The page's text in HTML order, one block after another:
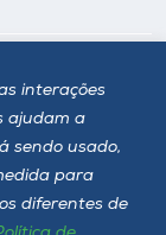
interações
ajudam a
sendo usado,
para
diferentes de